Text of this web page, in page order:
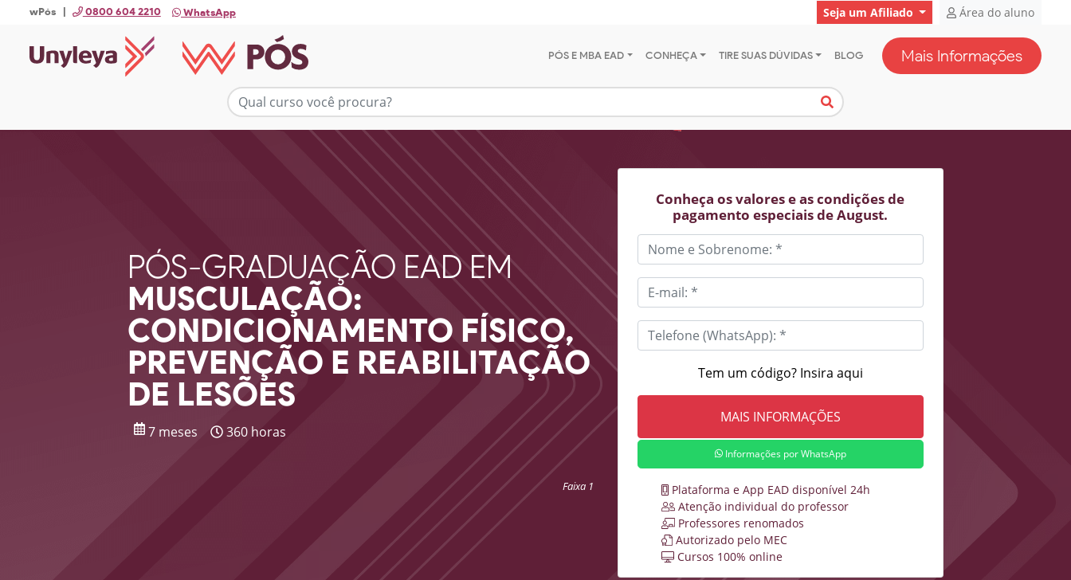
wPós | 0800 604 2210 WhatsApp Seja um Afiliado Área do aluno
PÓS E MBA EAD CONHEÇA TIRE SUAS DÚVIDAS BLOG Mais Informações
PÓS-GRADUAÇÃO EAD EM
MUSCULAÇÃO:
CONDICIONAMENTO FÍSICO,
PREVENÇÃO E REABILITAÇÃO
DE LESÕES
7 meses 360 horas
Faixa 1
Conheça os valores e as condições de
pagamento especiais de August.
Tem um código? Insira aqui
Informações por WhatsApp
Plataforma e App EAD disponível 24h
Atenção individual do professor
Professores renomados
Autorizado pelo MEC
Cursos 100% online